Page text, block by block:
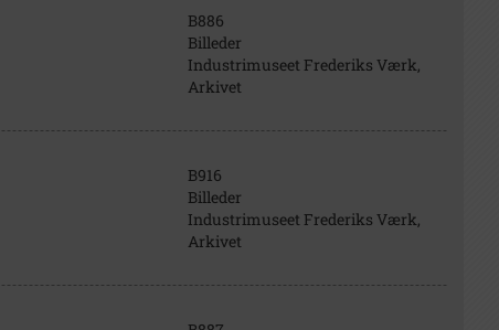
B886
Billeder
Industrimuseet Frederiks Værk,
Arkivet
B916
Billeder
Industrimuseet Frederiks Værk,
Arkivet